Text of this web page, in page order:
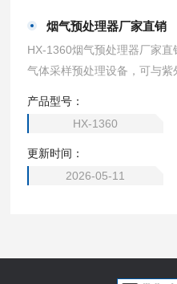
烟气预处理器厂家直销
HX-1360烟气预处理器厂家
气体采样预处理设备，可与紫
热、冷凝除水及自动排水全流
产品型号：
HX-1360
更新时间：
2026-05-11